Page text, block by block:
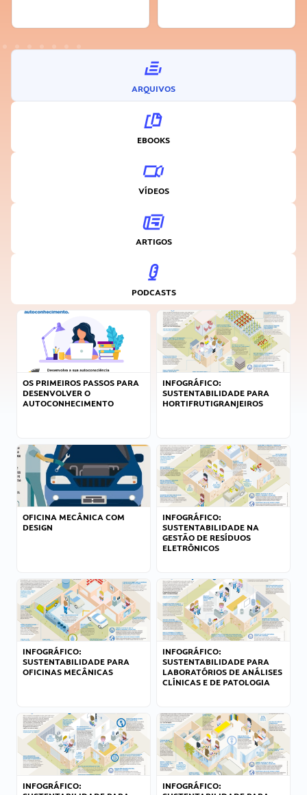
ARQUIVOS
EBOOKS
VÍDEOS
ARTIGOS
PODCASTS
OS PRIMEIROS PASSOS PARA
DESENVOLVER O
AUTOCONHECIMENTO
INFOGRÁFICO:
SUSTENTABILIDADE PARA
HORTIFRUTIGRANJEIROS
OFICINA MECÂNICA COM
DESIGN
INFOGRÁFICO:
SUSTENTABILIDADE NA
GESTÃO DE RESÍDUOS
ELETRÔNICOS
INFOGRÁFICO:
SUSTENTABILIDADE PARA
OFICINAS MECÂNICAS
INFOGRÁFICO:
SUSTENTABILIDADE PARA
LABORATÓRIOS DE ANÁLISES
CLÍNICAS E DE PATOLOGIA
INFOGRÁFICO:
INFOGRÁFICO: